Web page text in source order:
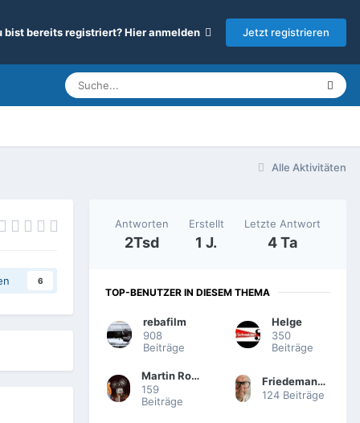
bist bereits registriert? Hier anmelden Jetzt registrieren
Alle Aktivitäten
6
Antworten
2Tsd
Erstellt
1 J.
Letzte Antwort
4 Ta
TOP-BENUTZER IN DIESEM THEMA
rebafilm
908
Beiträge
Helge
350
Beiträge
Martin Rowek
159
Beiträge
Friedemann Wachsmuth
124 Beiträge